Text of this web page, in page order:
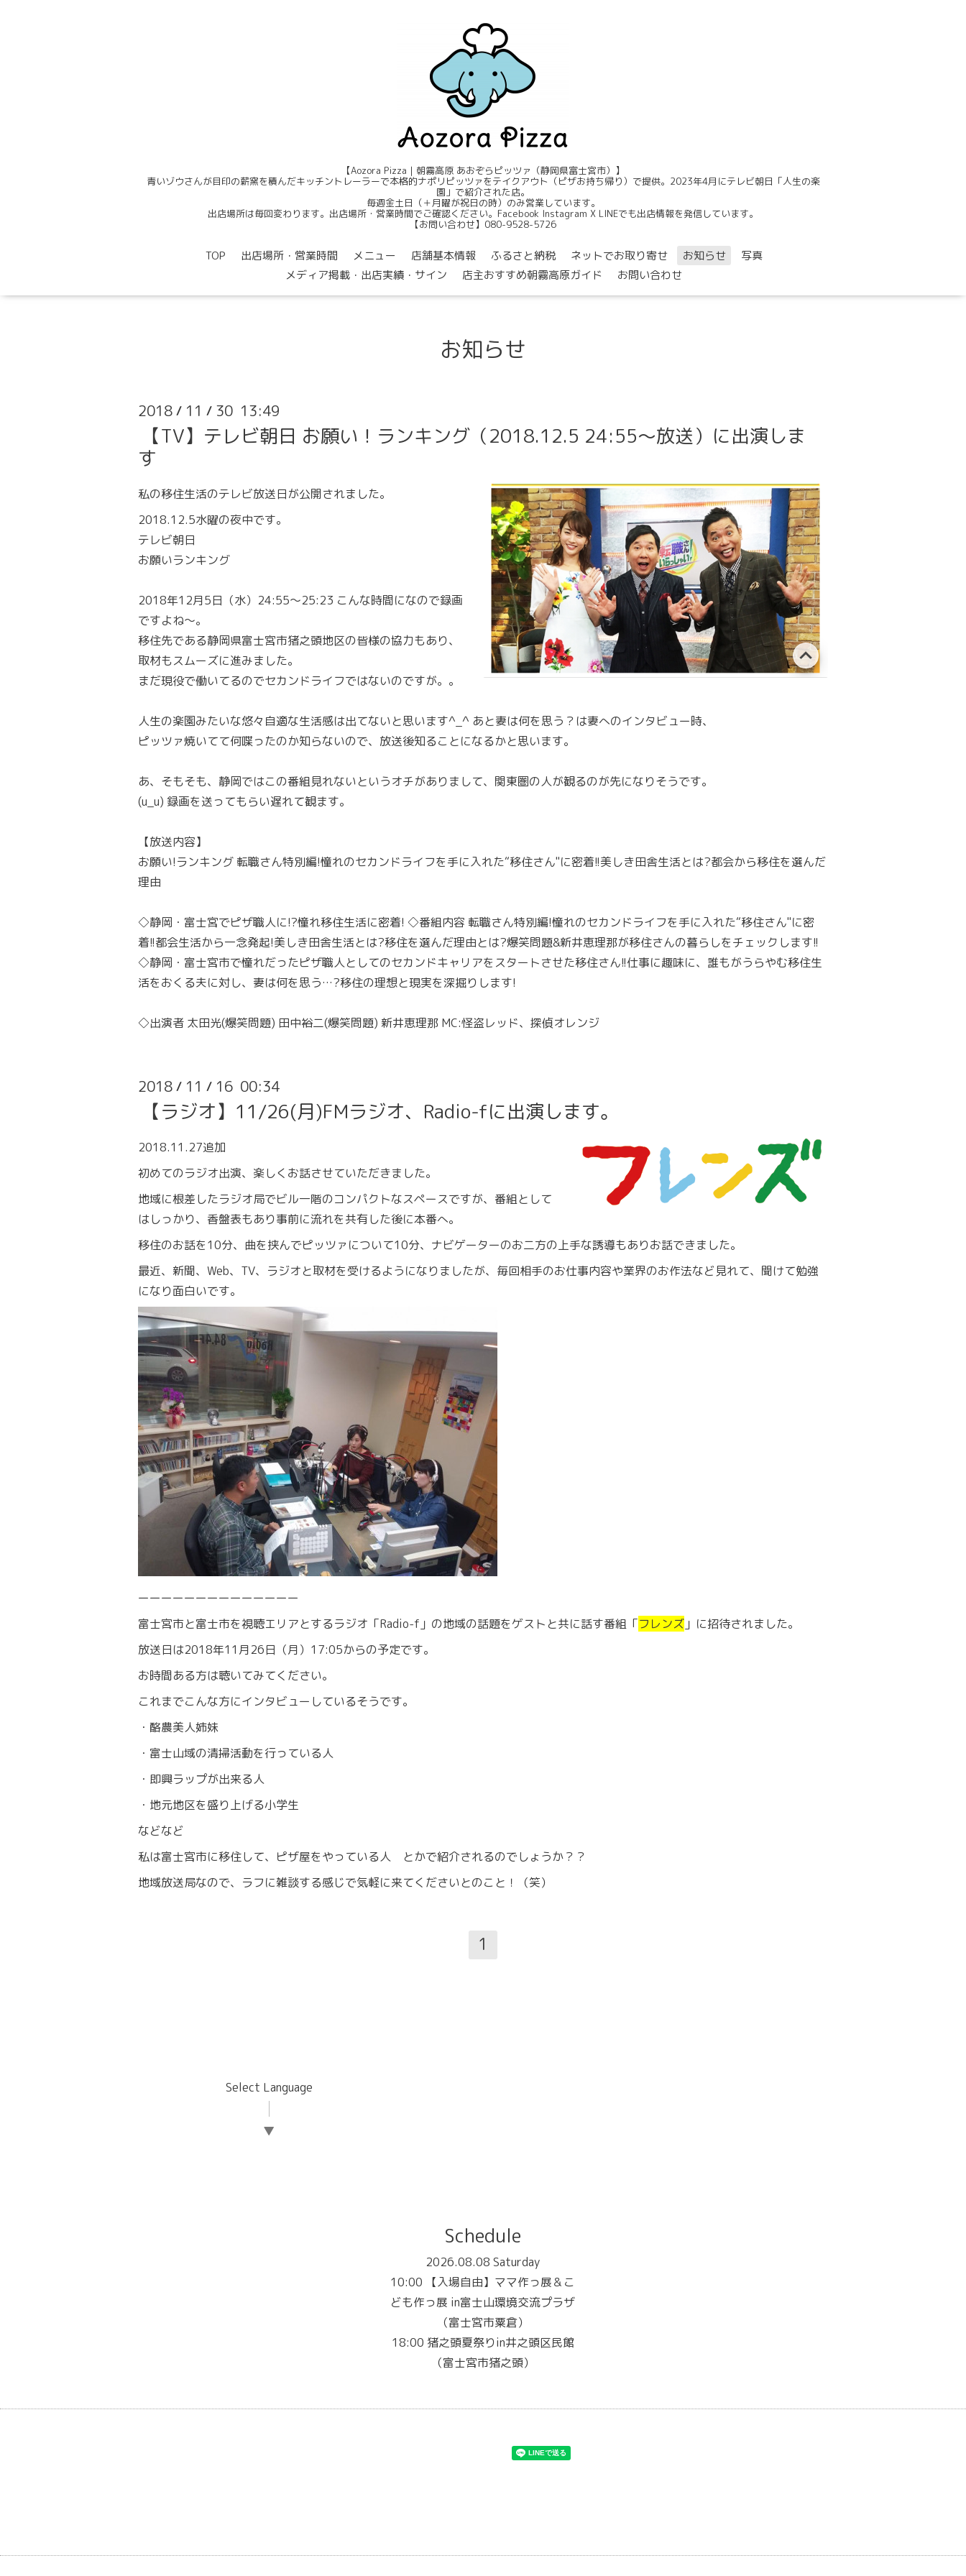
【Aozora Pizza｜朝霧高原 あおぞらピッツァ（静岡県富士宮市）】
青いゾウさんが目印の薪窯を積んだキッチントレーラーで本格的ナポリピッツァをテイクアウト（ピザお持ち帰り）で提供。2023年4月にテレビ朝日「人生の楽
園」で紹介された店。
毎週金土日（＋月曜が祝日の時）のみ営業しています。
出店場所は毎回変わります。出店場所・営業時間でご確認ください。Facebook Instagram X LINEでも出店情報を発信しています。
【お問い合わせ】080-9528-5726
TOP 出店場所・営業時間 メニュー 店舗基本情報 ふるさと納税 ネットでお取り寄せ お知らせ
写真
メディア掲載・出店実績・サイン
店主おすすめ朝霧高原ガイド お問い合わせ
お知らせ
2018 / 11 / 30 13:49
【TV】テレビ朝日 お願い！ランキング（2018.12.5 24:55〜放送）に出演しま
す
私の移住生活のテレビ放送日が公開されました。
2018.12.5水曜の夜中です。
テレビ朝日
お願いランキング
2018年12月5日（水）24:55～25:23 こんな時間になので録画
ですよね～。
移住先である静岡県富士宮市猪之頭地区の皆様の協力もあり、
取材もスムーズに進みました。
まだ現役で働いてるのでセカンドライフではないのですが。。
人生の楽園みたいな悠々自適な生活感は出てないと思います^_^ あと妻は何を思う？は妻へのインタビュー時、
ピッツァ焼いてて何喋ったのか知らないので、放送後知ることになるかと思います。
あ、そもそも、静岡ではこの番組見れないというオチがありまして、関東圏の人が観るのが先になりそうです。
(u_u) 録画を送ってもらい遅れて観ます。
【放送内容】
お願い!ランキング 転職さん特別編!憧れのセカンドライフを手に入れた“移住さん"に密着!!美しき田舎生活とは?都会から移住を選んだ
理由
◇静岡・富士宮でピザ職人に!?憧れ移住生活に密着! ◇番組内容 転職さん特別編!憧れのセカンドライフを手に入れた“移住さん"に密
着!!都会生活から一念発起!美しき田舎生活とは?移住を選んだ理由とは?爆笑問題&新井恵理那が移住さんの暮らしをチェックします!!
◇静岡・富士宮市で憧れだったピザ職人としてのセカンドキャリアをスタートさせた移住さん!!仕事に趣味に、誰もがうらやむ移住生
活をおくる夫に対し、妻は何を思う…?移住の理想と現実を深掘りします!
◇出演者 太田光(爆笑問題) 田中裕二(爆笑問題) 新井恵理那 MC:怪盗レッド、探偵オレンジ
2018 / 11 / 16 00:34
【ラジオ】11/26(月)FMラジオ、Radio-fに出演します。
2018.11.27追加
初めてのラジオ出演、楽しくお話させていただきました。
地域に根差したラジオ局でビル一階のコンパクトなスペースですが、番組として
はしっかり、香盤表もあり事前に流れを共有した後に本番へ。
移住のお話を10分、曲を挟んでピッツァについて10分、ナビゲーターのお二方の上手な誘導もありお話できました。
最近、新聞、Web、TV、ラジオと取材を受けるようになりましたが、毎回相手のお仕事内容や業界のお作法など見れて、聞けて勉強
になり面白いです。
ーーーーーーーーーーーーーー
富士宮市と富士市を視聴エリアとするラジオ「Radio-f」の地域の話題をゲストと共に話す番組「フレンズ 」に招待されました。
放送日は2018年11月26日（月）17:05からの予定です。
お時間ある方は聴いてみてください。
これまでこんな方にインタビューしているそうです。
・酪農美人姉妹
・富士山域の清掃活動を行っている人
・即興ラップが出来る人
・地元地区を盛り上げる小学生
などなど
私は富士宮市に移住して、ピザ屋をやっている人 とかで紹介されるのでしょうか？？
地域放送局なので、ラフに雑談する感じで気軽に来てくださいとのこと！（笑）
1
Select Language
▼
Schedule
2026.08.08 Saturday
10:00 【入場自由】ママ作っ展＆こ
ども作っ展 in富士山環境交流プラザ
（富士宮市粟倉）
18:00 猪之頭夏祭りin井之頭区民館
（富士宮市猪之頭）